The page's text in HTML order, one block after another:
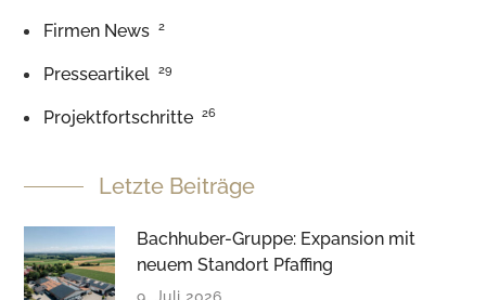
Firmen News 2
Presseartikel 29
Projektfortschritte 26
Letzte Beiträge
Bachhuber-Gruppe: Expansion mit
neuem Standort Pfaffing